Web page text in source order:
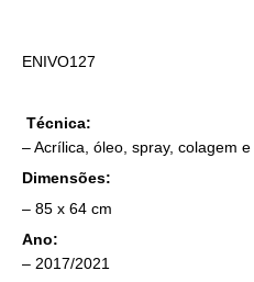
ENIVO127
Técnica:
– Acrílica, óleo, spray, colagem
Dimensões:
– 85 x 64 cm
Ano:
– 2017/2021